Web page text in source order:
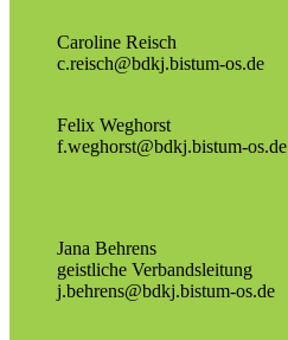
Caroline Reisch
c.reisch@bdkj.bistum-os.de
Felix Weghorst
f.weghorst@bdkj.bistum-os.de
Jana Behrens
geistliche Verbandsleitung
j.behrens@bdkj.bistum-os.de